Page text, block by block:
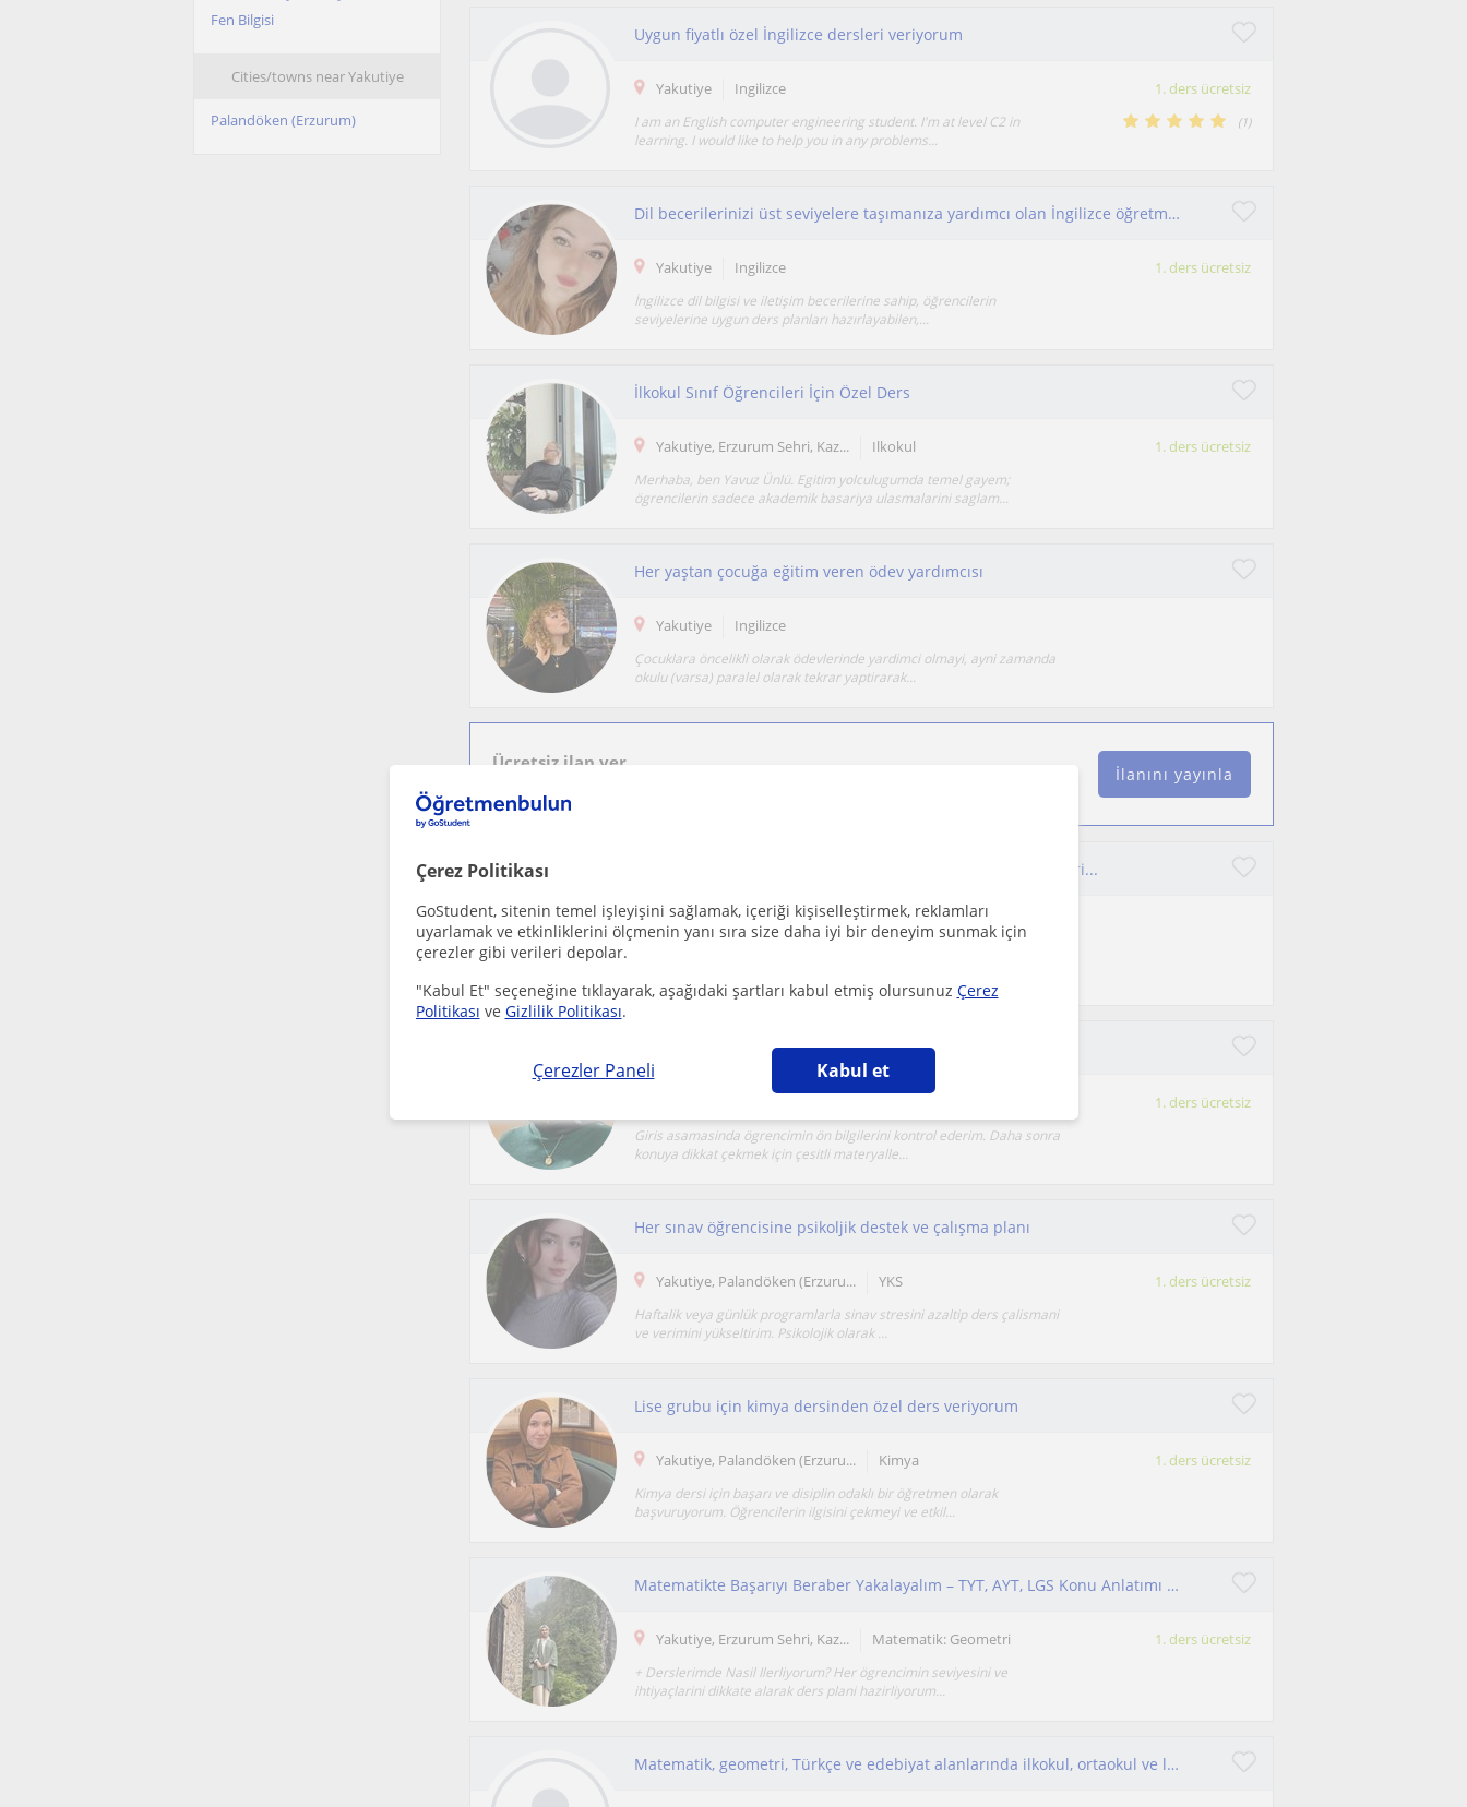
Çerez Politikası
GoStudent, sitenin temel işleyişini sağlamak, içeriği kişiselleştirmek, reklamları
uyarlamak ve etkinliklerini ölçmenin yanı sıra size daha iyi bir deneyim sunmak için
çerezler gibi verileri depolar.
"Kabul Et" seçeneğine tıklayarak, aşağıdaki şartları kabul etmiş olursunuz Çerez
Politikası ve Gizlilik Politikası.
Çerezler Paneli Kabul et
Fen Bilgisi
Cities/towns near Yakutiye
Palandöken (Erzurum)
Uygun fiyatlı özel İngilizce dersleri veriyorum
Yakutiye Ingilizce 1. ders ücretsiz
I am an English computer engineering student. I'm at level C2 in
learning. I would like to help you in any problems...
(1)
Dil becerilerinizi üst seviyelere taşımanıza yardımcı olan İngilizce öğretmeni
Yakutiye Ingilizce 1. ders ücretsiz
İngilizce dil bilgisi ve iletişim becerilerine sahip, öğrencilerin
seviyelerine uygun ders planları hazırlayabilen,...
İlkokul Sınıf Öğrencileri İçin Özel Ders
Yakutiye, Erzurum Sehri, Kaz... Ilkokul 1. ders ücretsiz
Merhaba, ben Yavuz Ünlü. Egitim yolculugumda temel gayem;
ögrencilerin sadece akademik basariya ulasmalarini saglam...
Her yaştan çocuğa eğitim veren ödev yardımcısı
Yakutiye Ingilizce
Çocuklara öncelikli olarak ödevlerinde yardimci olmayi, ayni zamanda
okulu (varsa) paralel olarak tekrar yaptirarak...
Ücretsiz ilan ver
İlanını yayınla
Online yada yüz yüze Türkçe ve Türk Dili ve Edebiyatı Dersleri...
Yakutiye Yabancilar için Türkçe
Uygun fiyatlı özel Türkçe dersleri veriyorum
1. ders ücretsiz
Giris asamasinda ögrencimin ön bilgilerini kontrol ederim. Daha sonra
konuya dikkat çekmek için çesitli materyalle...
Her sınav öğrencisine psikoljik destek ve çalışma planı
Yakutiye, Palandöken (Erzuru... YKS 1. ders ücretsiz
Haftalik veya günlük programlarla sinav stresini azaltip ders çalismani
ve verimini yükseltirim. Psikolojik olarak ...
Lise grubu için kimya dersinden özel ders veriyorum
Yakutiye, Palandöken (Erzuru... Kimya 1. ders ücretsiz
Kimya dersi için başarı ve disiplin odaklı bir öğretmen olarak
başvuruyorum. Öğrencilerin ilgisini çekmeyi ve etkil...
Matematikte Başarıyı Beraber Yakalayalım – TYT, AYT, LGS Konu Anlatımı & Soru Çözümü
Yakutiye, Erzurum Sehri, Kaz... Matematik: Geometri 1. ders ücretsiz
+ Derslerimde Nasil Ilerliyorum? Her ögrencimin seviyesini ve
ihtiyaçlarini dikkate alarak ders plani hazirliyorum...
Matematik, geometri, Türkçe ve edebiyat alanlarında ilkokul, ortaokul ve lise düzeyindeki öğrencilere birebir eğitim veriyorum.